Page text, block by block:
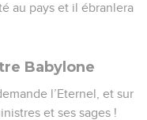
au pays et il ébranlera
Babylone
l’Eternel, et sur
et ses sages !